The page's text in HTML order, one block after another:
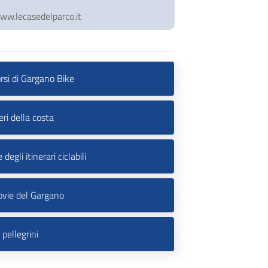
di Gargano Bike
della costa
degli itinerari ciclabili
del Gargano
pellegrini